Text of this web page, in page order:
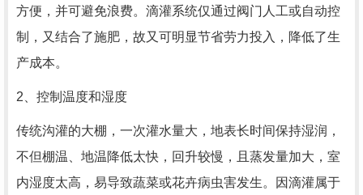
方便，并可避免浪费。滴灌系统仅通过阀门人工或自动控
制，又结合了施肥，故又可明显节省劳力投入，降低了生
产成本。
2、控制温度和湿度
传统沟灌的大棚，一次灌水量大，地表长时间保持湿润，
不但棚温、地温降低太快，回升较慢，且蒸发量加大，室
内湿度太高，易导致蔬菜或花卉病虫害发生。因滴灌属于